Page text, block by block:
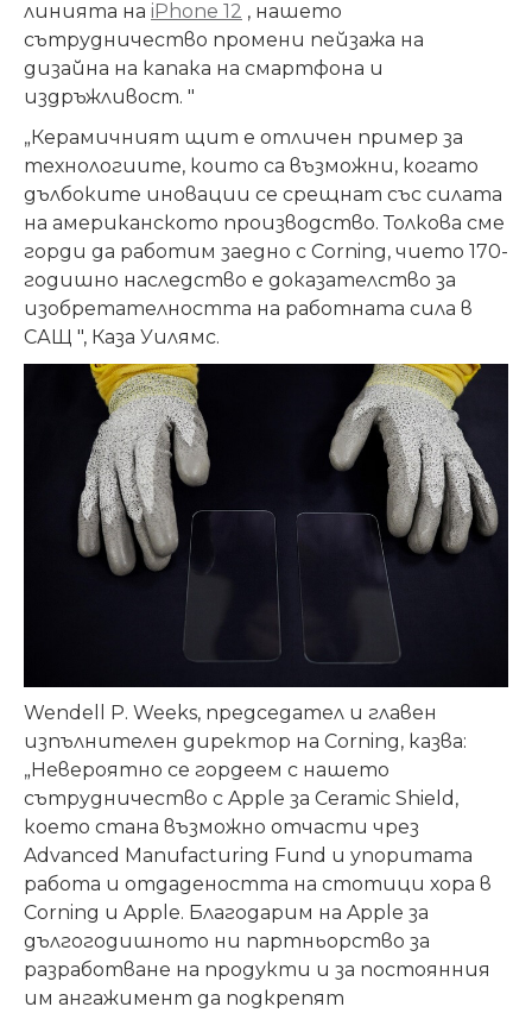
линията на iPhone 12 , нашето
сътрудничество промени пейзажа на
дизайна на капака на смартфона и
издръжливост. "
„Керамичният щит е отличен пример за
технологиите, които са възможни, когато
дълбоките иновации се срещнат със силата
на американското производство. Толкова сме
горди да работим заедно с Corning, чието 170-
годишно наследство е доказателство за
изобретателността на работната сила в
САЩ ", Каза Уилямс.
Wendell P. Weeks, председател и главен
изпълнителен директор на Corning, казва:
„Невероятно се гордеем с нашето
сътрудничество с Apple за Ceramic Shield,
което стана възможно отчасти чрез
Advanced Manufacturing Fund и упоритата
работа и отдадеността на стотици хора в
Corning и Apple. Благодарим на Apple за
дългогодишното ни партньорство за
разработване на продукти и за постоянния
им ангажимент да подкрепят